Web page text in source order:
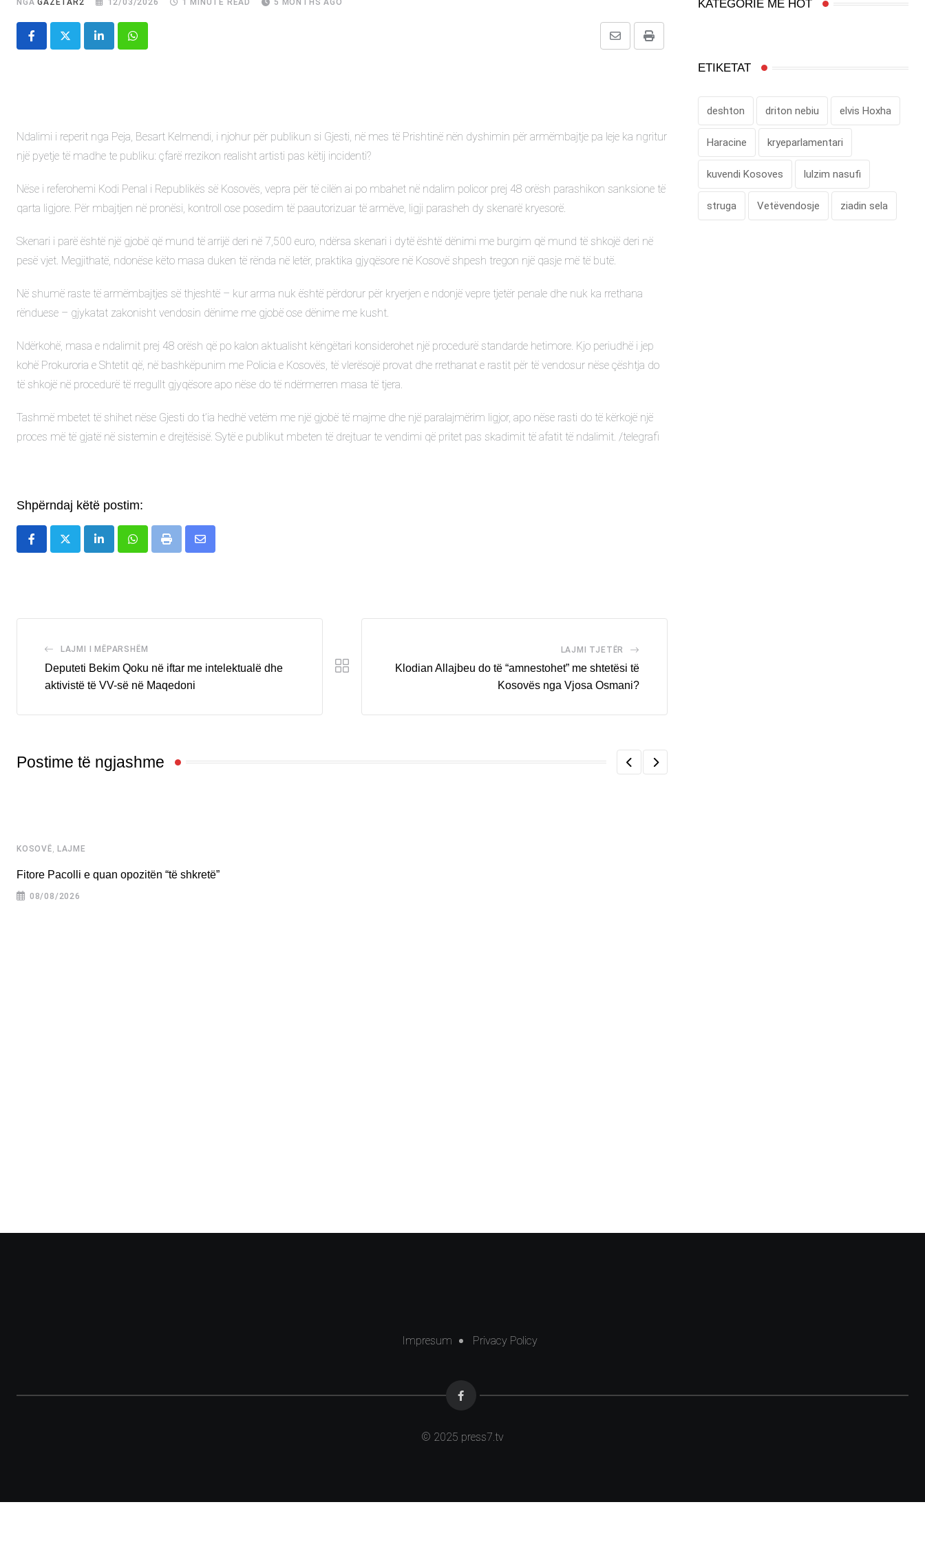
NGAGAZETAR2 12/03/2026 1 MINUTE READ 5 MONTHS AGO
LinkedInWhatsapp Print
Share
Ndalimi i reperit nga Peja, Besart Kelmendi, i njohur për publikun si Gjesti, në mes të Prishtinë nën dyshimin për armëmbajtje pa leje ka ngritur
një pyetje të madhe te publiku: çfarë rrezikon realisht artisti pas këtij incidenti?
Nëse i referohemi Kodi Penal i Republikës së Kosovës, vepra për të cilën ai po mbahet në ndalim policor prej 48 orësh parashikon sanksione të
qarta ligjore. Për mbajtjen në pronësi, kontroll ose posedim të paautorizuar të armëve, ligji parasheh dy skenarë kryesorë.
Skenari i parë është një gjobë që mund të arrijë deri në 7,500 euro, ndërsa skenari i dytë është dënimi me burgim që mund të shkojë deri në
pesë vjet. Megjithatë, ndonëse këto masa duken të rënda në letër, praktika gjyqësore në Kosovë shpesh tregon një qasje më të butë.
Në shumë raste të armëmbajtjes së thjeshtë – kur arma nuk është përdorur për kryerjen e ndonjë vepre tjetër penale dhe nuk ka rrethana
rënduese – gjykatat zakonisht vendosin dënime me gjobë ose dënime me kusht.
Ndërkohë, masa e ndalimit prej 48 orësh që po kalon aktualisht këngëtari konsiderohet një procedurë standarde hetimore. Kjo periudhë i jep
kohë Prokuroria e Shtetit që, në bashkëpunim me Policia e Kosovës, të vlerësojë provat dhe rrethanat e rastit për të vendosur nëse çështja do
të shkojë në procedurë të rregullt gjyqësore apo nëse do të ndërmerren masa të tjera.
Tashmë mbetet të shihet nëse Gjesti do t’ia hedhë vetëm me një gjobë të majme dhe një paralajmërim ligjor, apo nëse rasti do të kërkojë një
proces më të gjatë në sistemin e drejtësisë. Sytë e publikut mbeten të drejtuar te vendimi që pritet pas skadimit të afatit të ndalimit. /telegrafi
Shpërndaj këtë postim:
LinkedInWhatsappPrint
Share
LAJMI I MËPARSHËM
Deputeti Bekim Qoku në iftar me intelektualë dhe
aktivistë të VV-së në Maqedoni
LAJMI TJETËR
Klodian Allajbeu do të “amnestohet” me shtetësi të
Kosovës nga Vjosa Osmani?
Postime të ngjashme
KOSOVË, LAJME
Fitore Pacolli e quan opozitën “të shkretë”
08/08/2026
KATEGORIË MË HOT
ETIKETAT
deshton driton nebiu elvis Hoxha
Haracine kryeparlamentari
kuvendi Kosoves lulzim nasufi
struga Vetëvendosje ziadin sela
Impresum Privacy Policy
© 2025 press7.tv